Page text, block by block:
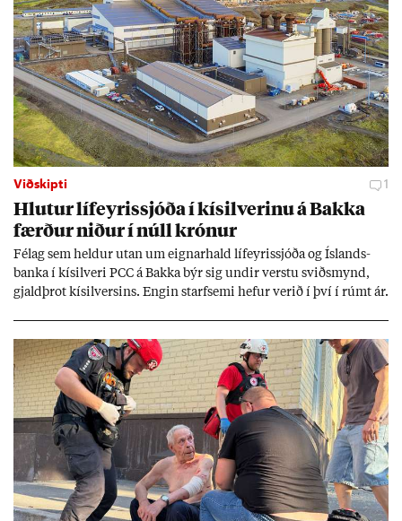
Viðskipti 1
Hlut­ur líf­eyr­is­sjóða í kís­il­ver­inu á Bakka
færð­ur nið­ur í núll krón­ur
Fé­lag sem held­ur ut­an um eign­ar­hald líf­eyr­is­sjóða og Ís­lands­
banka í kís­il­veri PCC á Bakka býr sig und­ir verstu sviðs­mynd,
gjald­þrot kís­il­vers­ins. Eng­in starf­semi hef­ur ver­ið í því í rúmt ár.